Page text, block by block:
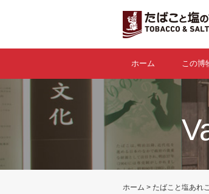
ホーム この博
ホーム たばこと塩あれ